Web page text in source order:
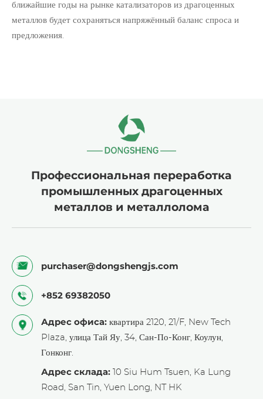
ближайшие годы на рынке катализаторов из драгоценных
металлов будет сохраняться напряжённый баланс спроса и
предложения.
Профессиональная переработка
промышленных драгоценных
металлов и металлолома
purchaser@dongshengjs.com
+852 69382050
Адрес офиса: квартира 2120, 21/F, New Tech
Plaza, улица Тай Яу, 34, Сан-По-Конг, Коулун,
Гонконг.
Адрес склада: 10 Siu Hum Tsuen, Ka Lung
Road, San Tin, Yuen Long, NT HK